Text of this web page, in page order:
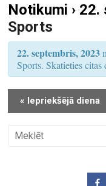
S
e
a
c
h
a
d
u
m
s
i
e
N
Notikumi ›
Sports
22. septembris, 2023
Sports. Skatieties citas
« Iepriekšējā diena